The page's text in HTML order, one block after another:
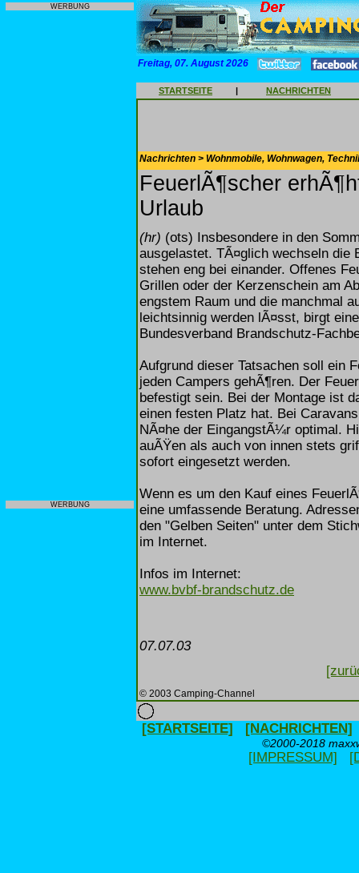
WERBUNG
WERBUNG
Freitag, 07. August 2026
STARTSEITE | NACHRICHTEN
Nachrichten > Wohnmobile, Wohnwagen,
FeuerlÃ¶scher
Urlaub
(hr) (ots) Insbesondere in den
ausgelastet. TÃ¤glich wechseln die
stehen eng bei einander. Offenes
Grillen oder der Kerzenschein am
engstem Raum und die manchmal
leichtsinnig werden lÃ¤sst, birgt
Bundesverband Brandschutz-
Aufgrund dieser Tatsachen soll ein
jeden Campers gehÃ¶ren. Der
befestigt sein. Bei der Montage ist
einen festen Platz hat. Bei
NÃ¤he der EingangstÃ¼r optimal.
auÃŸen als auch von innen stets
sofort eingesetzt werden.
Wenn es um den Kauf eines
eine umfassende Beratung.
den "Gelben Seiten" unter dem
im Internet.
Infos im Internet:
www.bvbf-brandschutz.de
07.07.03
© 2003 Camping-Channel
[STARTSEITE] [NACHRICHTEN]
©2000-2018
[IMPRESSUM]